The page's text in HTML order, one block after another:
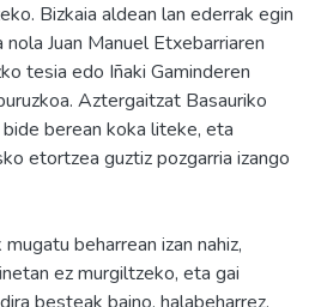
Bizkaia aldean lan ederrak egin
Juan Manuel Etxebarriaren
tesia edo Iñaki Gaminderen
Aztergaitzat Basauriko
berean koka liteke, eta
etortzea guztiz pozgarria izango
beharrean izan nahiz,
ez murgiltzeko, eta gai